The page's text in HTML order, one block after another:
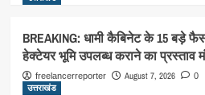
BREAKING: धामी कैबिनेट के 15 बड़े
हेक्टेयर भूमि उपलब्ध कराने का प्रस्ताव
freelancerreporter August 7, 2026 0
उत्तराखंड